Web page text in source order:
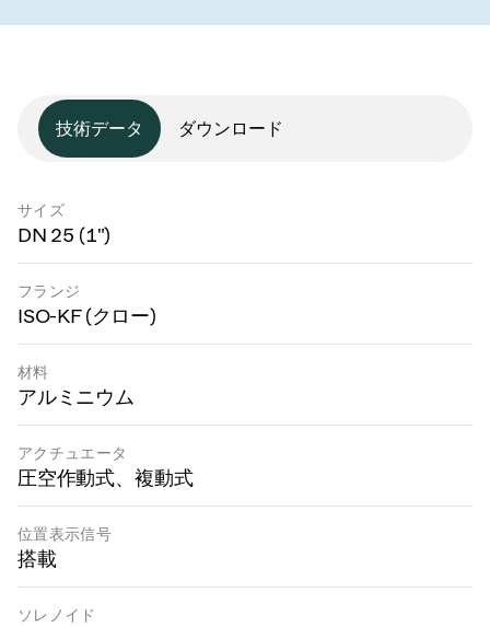
技術データ ダウンロード
サイズ
DN 25 (1")
フランジ
ISO-KF (クロー)
材料
アルミニウム
アクチュエータ
圧空作動式、複動式
位置表示信号
搭載
ソレノイド